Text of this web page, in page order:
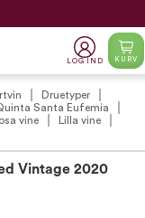
LOG IND KURV
Druetyper
Santa Eufemia
vine
Lilla vine
Vintage 2020